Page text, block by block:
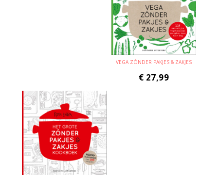
VEGA ZÓNDER PAKJES & ZAKJES
€ 27,99